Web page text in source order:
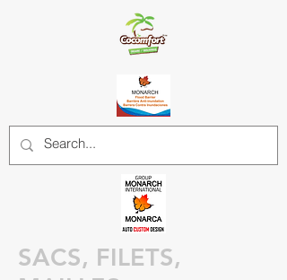
SACS, FILETS,